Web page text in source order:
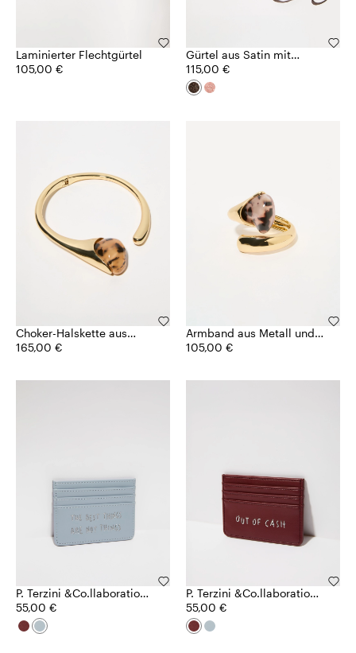
Laminierter Flechtgürtel
105,00 €
Gürtel aus Satin mit
Schmucksteinen
115,00 €
Choker-Halskette aus
Metall und Kunstharz
165,00 €
Armband aus Metall und
Kunstharz
105,00 €
P. Terzini &Co.llaboration
Kartenetui
55,00 €
P. Terzini &Co.llaboration
Kartenetui
55,00 €